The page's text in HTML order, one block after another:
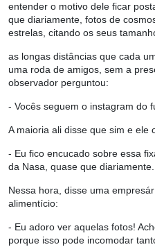
entender o motivo dele ficar
que diariamente, fotos de
estrelas, citando os seus
as longas distâncias que cada
uma roda de amigos, sem a
observador perguntou:
- Vocês seguem o instagram do
A maioria ali disse que sim e ele
- Eu fico encucado sobre essa
da Nasa, quase que diariamente.
Nessa hora, disse uma
alimentício:
- Eu adoro ver aquelas fotos!
porque isso pode incomodar